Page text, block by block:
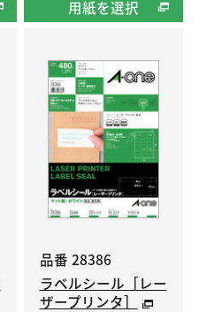
用紙を選択
品番 28386
ラベルシール［レー
ザープリンタ］